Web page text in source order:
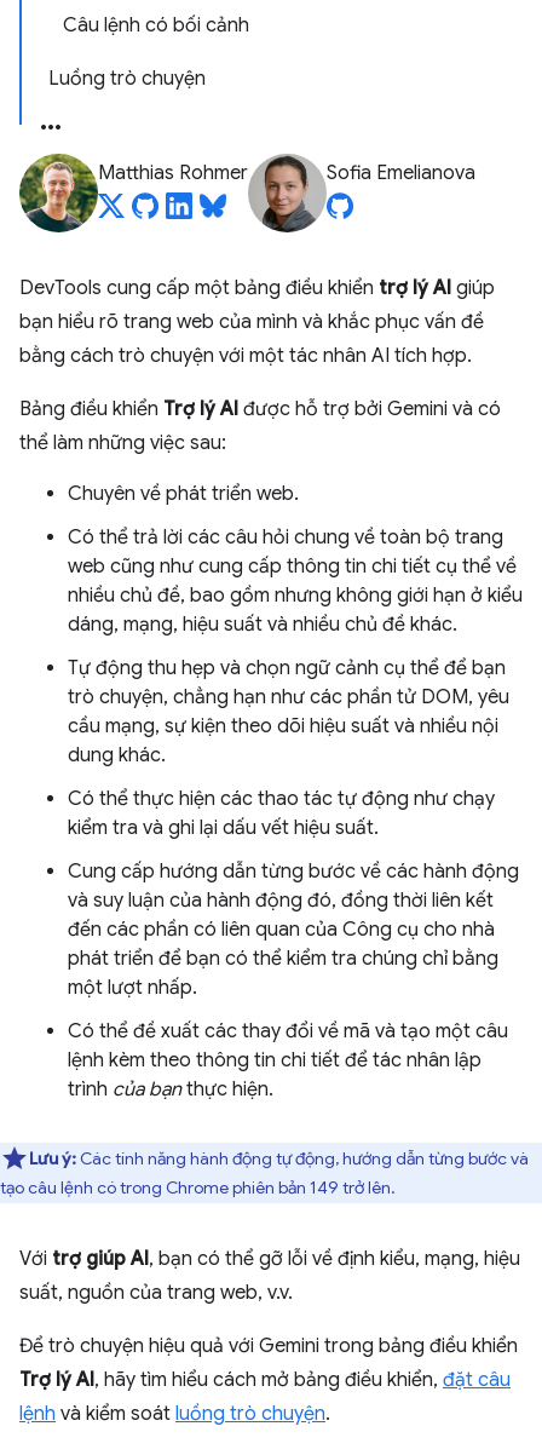
Câu lệnh có bối cảnh
Luồng trò chuyện
Matthias Rohmer Sofia Emelianova
DevTools cung cấp một bảng điều khiển trợ lý AI giúp
bạn hiểu rõ trang web của mình và khắc phục vấn đề
bằng cách trò chuyện với một tác nhân AI tích hợp.
Bảng điều khiển Trợ lý AI được hỗ trợ bởi Gemini và có
thể làm những việc sau:
Chuyên về phát triển web.
Có thể trả lời các câu hỏi chung về toàn bộ trang
web cũng như cung cấp thông tin chi tiết cụ thể về
nhiều chủ đề, bao gồm nhưng không giới hạn ở kiểu
dáng, mạng, hiệu suất và nhiều chủ đề khác.
Tự động thu hẹp và chọn ngữ cảnh cụ thể để bạn
trò chuyện, chẳng hạn như các phần tử DOM, yêu
cầu mạng, sự kiện theo dõi hiệu suất và nhiều nội
dung khác.
Có thể thực hiện các thao tác tự động như chạy
kiểm tra và ghi lại dấu vết hiệu suất.
Cung cấp hướng dẫn từng bước về các hành động
và suy luận của hành động đó, đồng thời liên kết
đến các phần có liên quan của Công cụ cho nhà
phát triển để bạn có thể kiểm tra chúng chỉ bằng
một lượt nhấp.
Có thể đề xuất các thay đổi về mã và tạo một câu
lệnh kèm theo thông tin chi tiết để tác nhân lập
trình của bạnthực hiện.
Lưu ý: Các tính năng hành động tự động, hướng dẫn từng bước và
tạo câu lệnh có trong Chrome phiên bản 149 trở lên.
Với trợ giúp AI, bạn có thể gỡ lỗi về định kiểu, mạng, hiệu
suất, nguồn của trang web, v.v.
Để trò chuyện hiệu quả với Gemini trong bảng điều khiển
Trợ lý AI, hãy tìm hiểu cách mở bảng điều khiển, đặt câu
lệnh và kiểm soát luồng trò chuyện.